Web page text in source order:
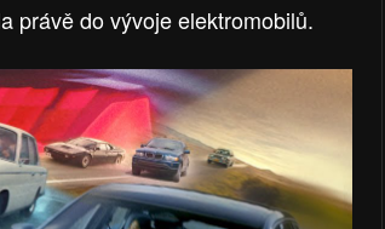
právě do vývoje elektromobilů.